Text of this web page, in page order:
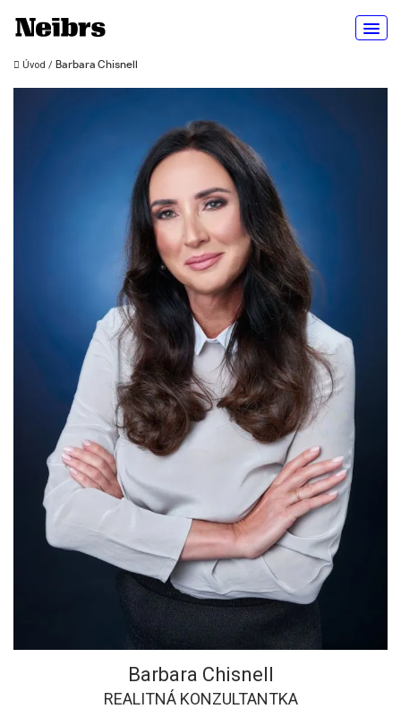
Úvod / Barbara Chisnell
Barbara Chisnell
REALITNÁ KONZULTANTKA